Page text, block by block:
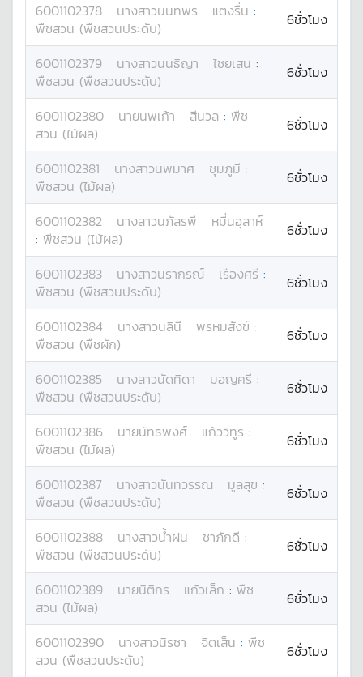
6001102378 นางสาวนนทพร แตงรื่น :
พืชสวน (พืชสวนประดับ)
6ชั่วโมง
6001102379 นางสาวนนธิญา ไชยเสน :
พืชสวน (พืชสวนประดับ)
6ชั่วโมง
6001102380 นายนพเก้า สีนวล : พืช
สวน (ไม้ผล)
6ชั่วโมง
6001102381 นางสาวนพมาศ ชุมภูมี :
พืชสวน (ไม้ผล)
6ชั่วโมง
6001102382 นางสาวนภัสรพี
หมื่นอุสาห์
: พืชสวน (ไม้ผล) 6ชั่วโมง
6001102383 นางสาวนรากรณ์ เรืองศรี :
พืชสวน (พืชสวนประดับ)
6ชั่วโมง
6001102384 นางสาวนลินี พรหมสังข์ :
พืชสวน (พืชผัก)
6ชั่วโมง
6001102385 นางสาวนัดทิดา มอญศรี :
พืชสวน (พืชสวนประดับ)
6ชั่วโมง
6001102386 นายนัทธพงศ์ แก้ววิทูร :
พืชสวน (ไม้ผล)
6ชั่วโมง
6001102387 นางสาวนันทวรรณ มูลสุข :
พืชสวน (พืชสวนประดับ)
6ชั่วโมง
6001102388 นางสาวน้ำฝน ชาภักดี :
พืชสวน (พืชสวนประดับ)
6ชั่วโมง
6001102389 นายนิติกร แก้วเล็ก : พืช
สวน (ไม้ผล)
6ชั่วโมง
6001102390 นางสาวนิรชา จิตเส็น : พืช
สวน (พืชสวนประดับ)
6ชั่วโมง